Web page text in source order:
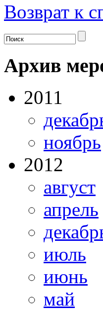
Возврат к
Архив
2011
ноябрь
2012
август
апрель
июль
июнь
май